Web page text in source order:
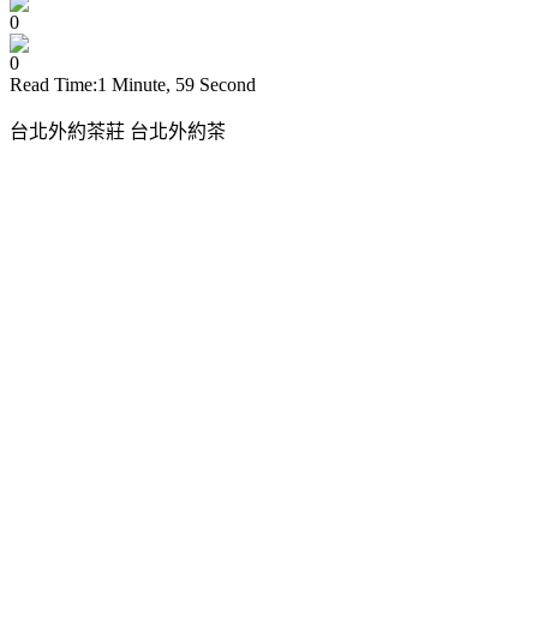
0
0
Read Time:1 Minute, 59 Second
台北外約茶莊 台北外約茶